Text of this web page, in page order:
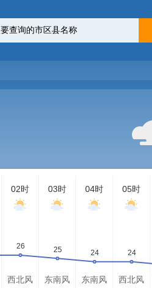
02时
西北风
03时
东南风
04时
东南风
05时
西北风